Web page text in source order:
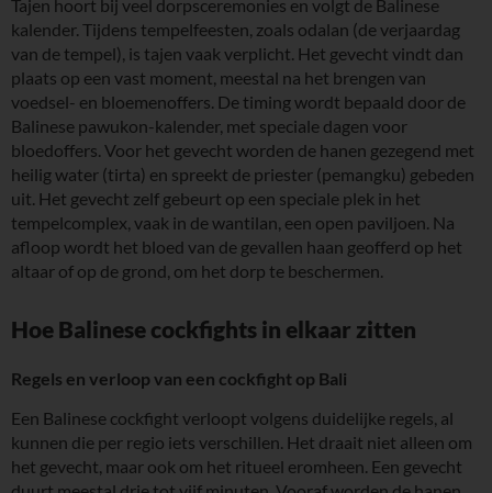
Tajen hoort bij veel dorpsceremonies en volgt de Balinese
kalender. Tijdens tempelfeesten, zoals odalan (de verjaardag
van de tempel), is tajen vaak verplicht. Het gevecht vindt dan
plaats op een vast moment, meestal na het brengen van
voedsel- en bloemenoffers. De timing wordt bepaald door de
Balinese pawukon-kalender, met speciale dagen voor
bloedoffers. Voor het gevecht worden de hanen gezegend met
heilig water (tirta) en spreekt de priester (pemangku) gebeden
uit. Het gevecht zelf gebeurt op een speciale plek in het
tempelcomplex, vaak in de wantilan, een open paviljoen. Na
afloop wordt het bloed van de gevallen haan geofferd op het
altaar of op de grond, om het dorp te beschermen.
Hoe Balinese cockfights in elkaar zitten
Regels en verloop van een cockfight op Bali
Een Balinese cockfight verloopt volgens duidelijke regels, al
kunnen die per regio iets verschillen. Het draait niet alleen om
het gevecht, maar ook om het ritueel eromheen. Een gevecht